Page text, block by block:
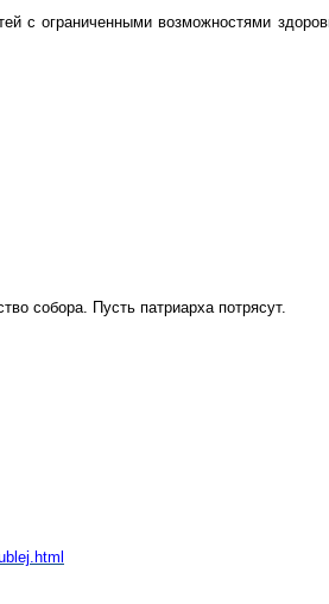
с ограниченными возможностями
собора. Пусть патриарха потрясут.